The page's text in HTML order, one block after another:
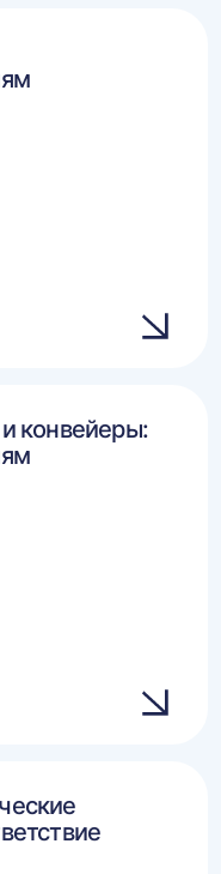
конвейеры: